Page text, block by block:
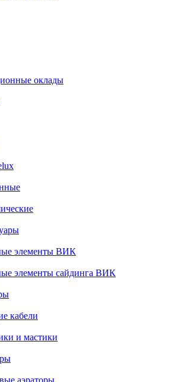
оклады
элементы ВИК
элементы сайдинга ВИК
кабели
и мастики
аэраторы